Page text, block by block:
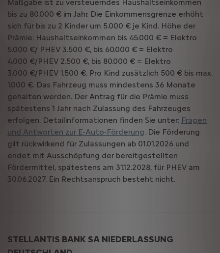
Maßgabe ist zu versteuerndes Haushaltseinkommen
bis zu 80.000 € im Jahr. Die Einkommensgrenze erhöht
sich für bis zu 2 Kinder um 5.000 € je Kind. Höhe der
Prämie: Haushaltseinkommen bis 45.000 € = Elektro
5.000 €/ PHEV 3.500 €, bis 60.000 € = Elektro
4.000 €/PHEV 2.500 €, bis 80.000 € = Elektro
3.000 €/PHEV 1.500 €. Pro Kind zusätzlich 500 € bis max.
1.000 €. Das Fahrzeug muss mindestens 36 Monate
gehalten werden. Der Antrag für die Prämie muss
spätestens 1 Jahr nach Zulassung des Fahrzeuges
erfolgen. Detailinformationen finden Sie unter: Fragen
und Antworten zur E-Auto-Förderung. Die Förderung
gilt rückwirkend für Zulassungen ab 01.01.2026 und
endet mit Ausschöpfung der bereitgestellten
Fördermittel, spätestens am 31.12.2028, für PHEV am
30.06.2027. Ein Rechtsanspruch besteht nicht.
STELLANTIS BANK SA NIEDERLASSUNG